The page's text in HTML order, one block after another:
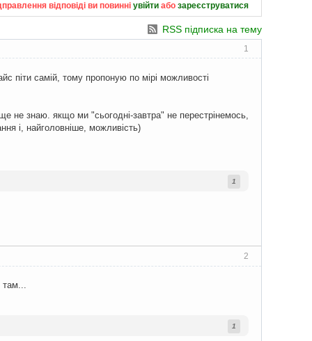
відповіді ви повинні увійти або зареєструватися
RSS підписка на тему
1
піти самій, тому пропоную по мірі можливості
не знаю. якщо ми "сьогодні-завтра" не перестрінемось,
і, найголовніше, можливість)
1
2
1